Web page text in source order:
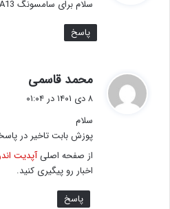
:
سلام برای سامسونگ A13 چه زمانی اندرود 13میاد
پاسخ
محمد قاسمی
۸ دی ۱۴۰۱ در ۰۱:۰۴
سلام
پوزش بابت تاخیر در
از صفحه اصلیآپدیت اندروید ۱۳
اخبار رو پیگیری کنید.
پاسخ